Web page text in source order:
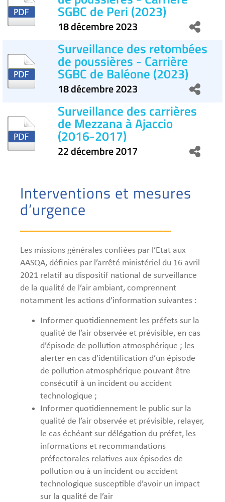
SGBC de Peri (2023)
18 décembre 2023
Surveillance des retombées
de poussières - Carrière
SGBC de Baléone (2023)
18 décembre 2023
Surveillance des carrières
de Mezzana à Ajaccio
(2016-2017)
22 décembre 2017
Interventions et mesures
d’urgence
Les missions générales confiées par l’Etat aux
AASQA, définies par l’arrêté ministériel du 16 avril
2021 relatif au dispositif national de surveillance
de la qualité de l’air ambiant, comprennent
notamment les actions d’information suivantes :
Informer quotidiennement les préfets sur la
qualité de l’air observée et prévisible, en cas
d’épisode de pollution atmosphérique ; les
alerter en cas d’identification d’un épisode
de pollution atmosphérique pouvant être
consécutif à un incident ou accident
technologique ;
Informer quotidiennement le public sur la
qualité de l’air observée et prévisible, relayer,
le cas échéant sur délégation du préfet, les
informations et recommandations
préfectorales relatives aux épisodes de
pollution ou à un incident ou accident
technologique susceptible d’avoir un impact
sur la qualité de l’air